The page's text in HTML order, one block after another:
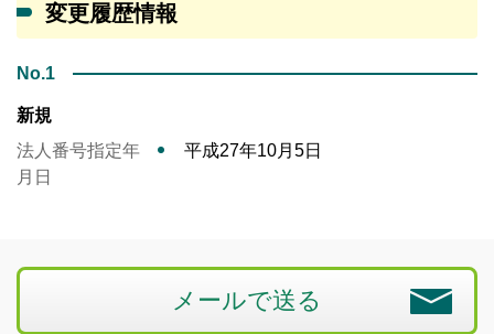
変更履歴情報
No.1
新規
法人番号指定年
月日
平成27年10月5日
メールで送る